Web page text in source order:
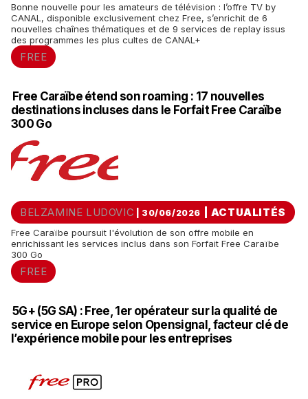
Bonne nouvelle pour les amateurs de télévision : l’offre TV by
CANAL, disponible exclusivement chez Free, s’enrichit de 6
nouvelles chaînes thématiques et de 9 services de replay issus
des programmes les plus cultes de CANAL+
FREE
Free Caraïbe étend son roaming : 17 nouvelles
destinations incluses dans le Forfait Free Caraïbe
300 Go
BELZAMINE LUDOVIC | 30/06/2026 ACTUALITÉS
Free Caraïbe poursuit l'évolution de son offre mobile en
enrichissant les services inclus dans son Forfait Free Caraïbe
300 Go
FREE
5G+ (5G SA) : Free, 1er opérateur sur la qualité de
service en Europe selon Opensignal, facteur clé de
l’expérience mobile pour les entreprises